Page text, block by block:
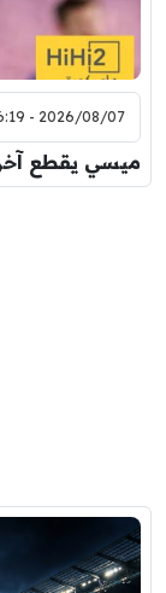
2026/08/07 - 16:19
ميسي يقطع